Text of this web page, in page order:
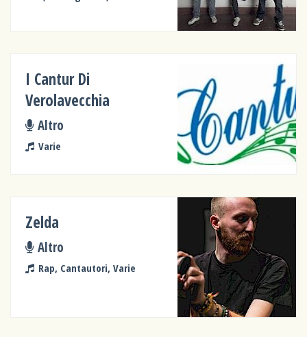
I Cantur Di
Verolavecchia
Altro
Varie
Zelda
Altro
Rap, Cantautori, Varie